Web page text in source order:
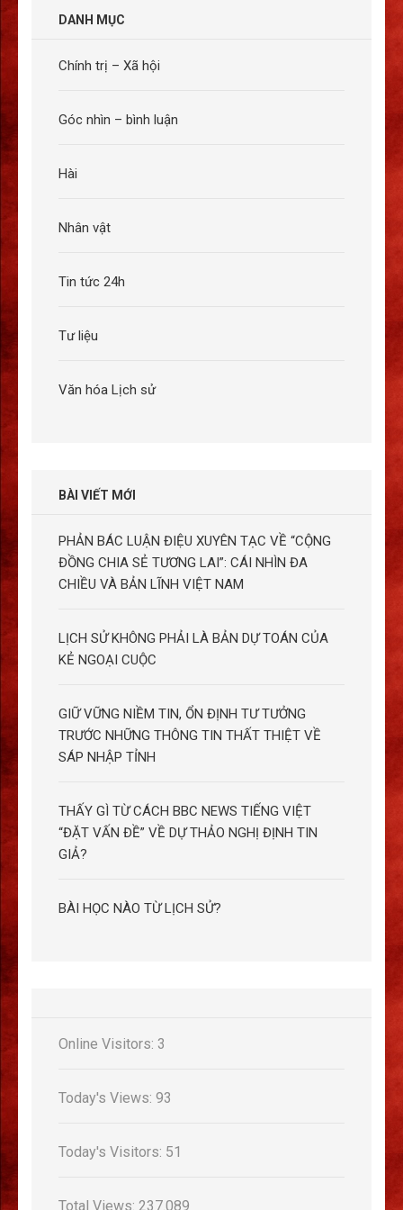
DANH MỤC
Chính trị – Xã hội
Góc nhìn – bình luận
Hài
Nhân vật
Tin tức 24h
Tư liệu
Văn hóa Lịch sử
BÀI VIẾT MỚI
PHẢN BÁC LUẬN ĐIỆU XUYÊN TẠC VỀ “CỘNG
ĐỒNG CHIA SẺ TƯƠNG LAI”: CÁI NHÌN ĐA
CHIỀU VÀ BẢN LĨNH VIỆT NAM
LỊCH SỬ KHÔNG PHẢI LÀ BẢN DỰ TOÁN CỦA
KẺ NGOẠI CUỘC
GIỮ VỮNG NIỀM TIN, ỔN ĐỊNH TƯ TƯỞNG
TRƯỚC NHỮNG THÔNG TIN THẤT THIỆT VỀ
SÁP NHẬP TỈNH
THẤY GÌ TỪ CÁCH BBC NEWS TIẾNG VIỆT
“ĐẶT VẤN ĐỀ” VỀ DỰ THẢO NGHỊ ĐỊNH TIN
GIẢ?
BÀI HỌC NÀO TỪ LỊCH SỬ?
Online Visitors: 3
Today's Views: 93
Today's Visitors: 51
Total Views: 237.089